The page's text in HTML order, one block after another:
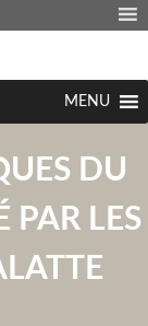
MENU
DU
PAR LES